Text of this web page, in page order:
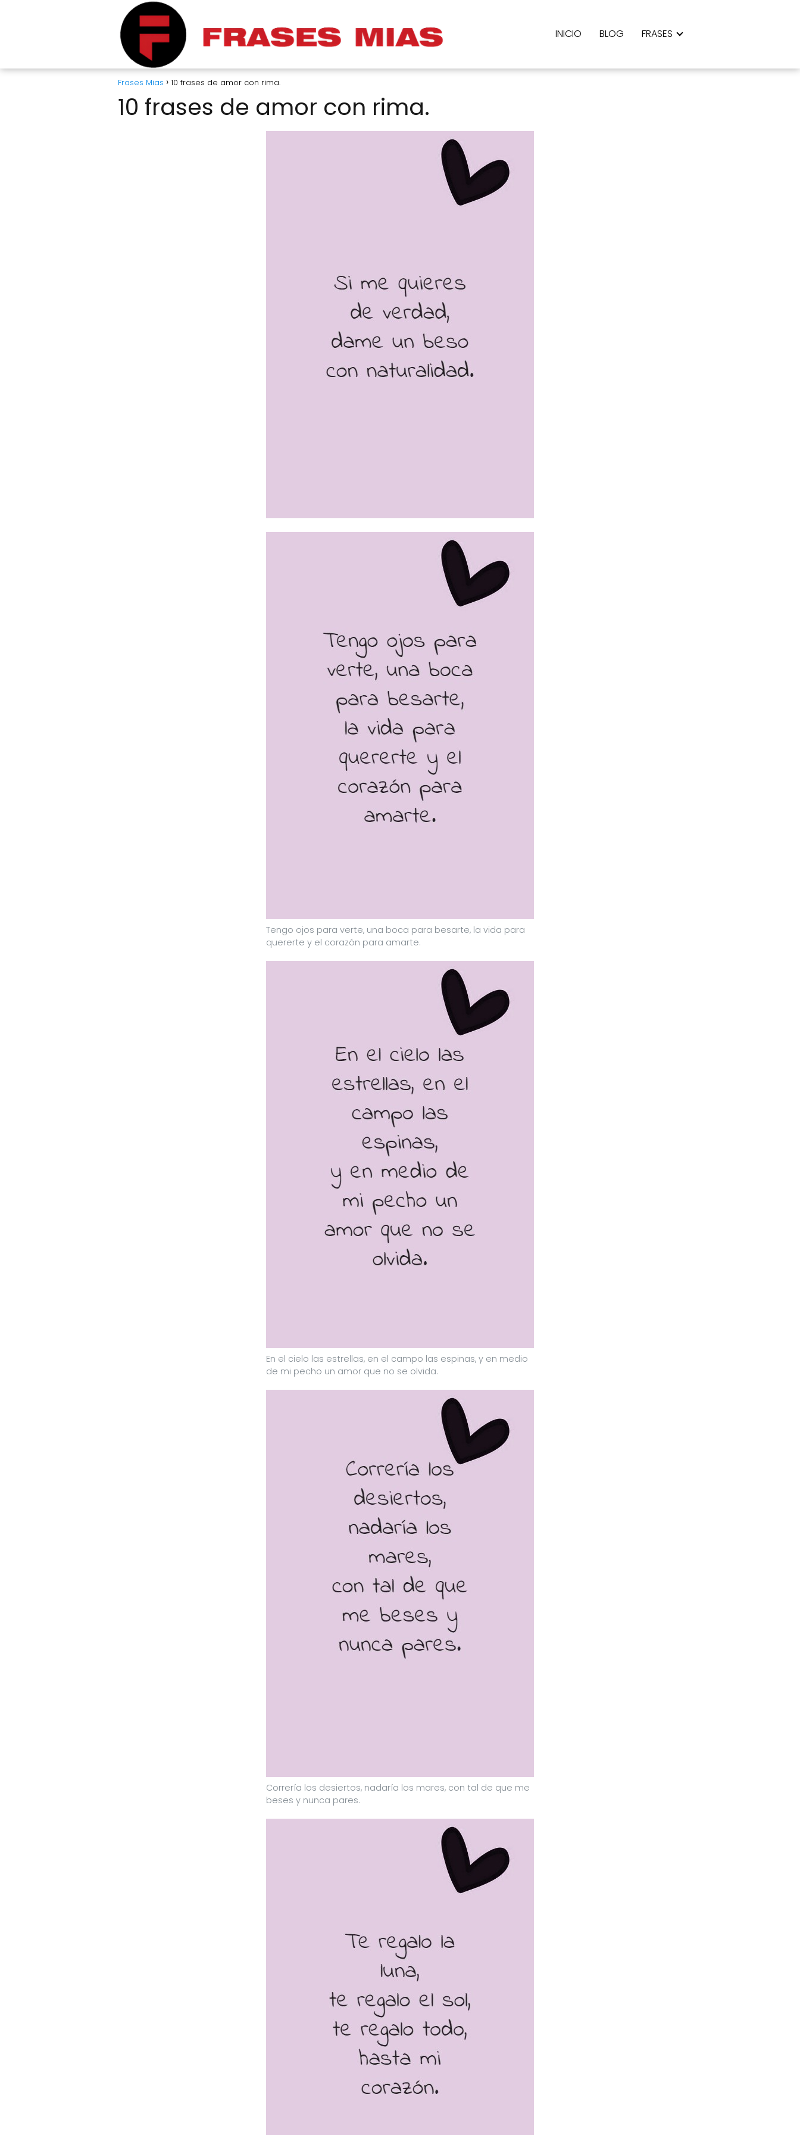
INICIO BLOG FRASES
Frases Mias 10 frases de amor con rima.
10 frases de amor con rima.
Tengo ojos para verte, una boca para besarte, la vida para
quererte y el corazón para amarte.
En el cielo las estrellas, en el campo las espinas, y en medio
de mi pecho un amor que no se olvida.
Correría los desiertos, nadaría los mares, con tal de que me
beses y nunca pares.